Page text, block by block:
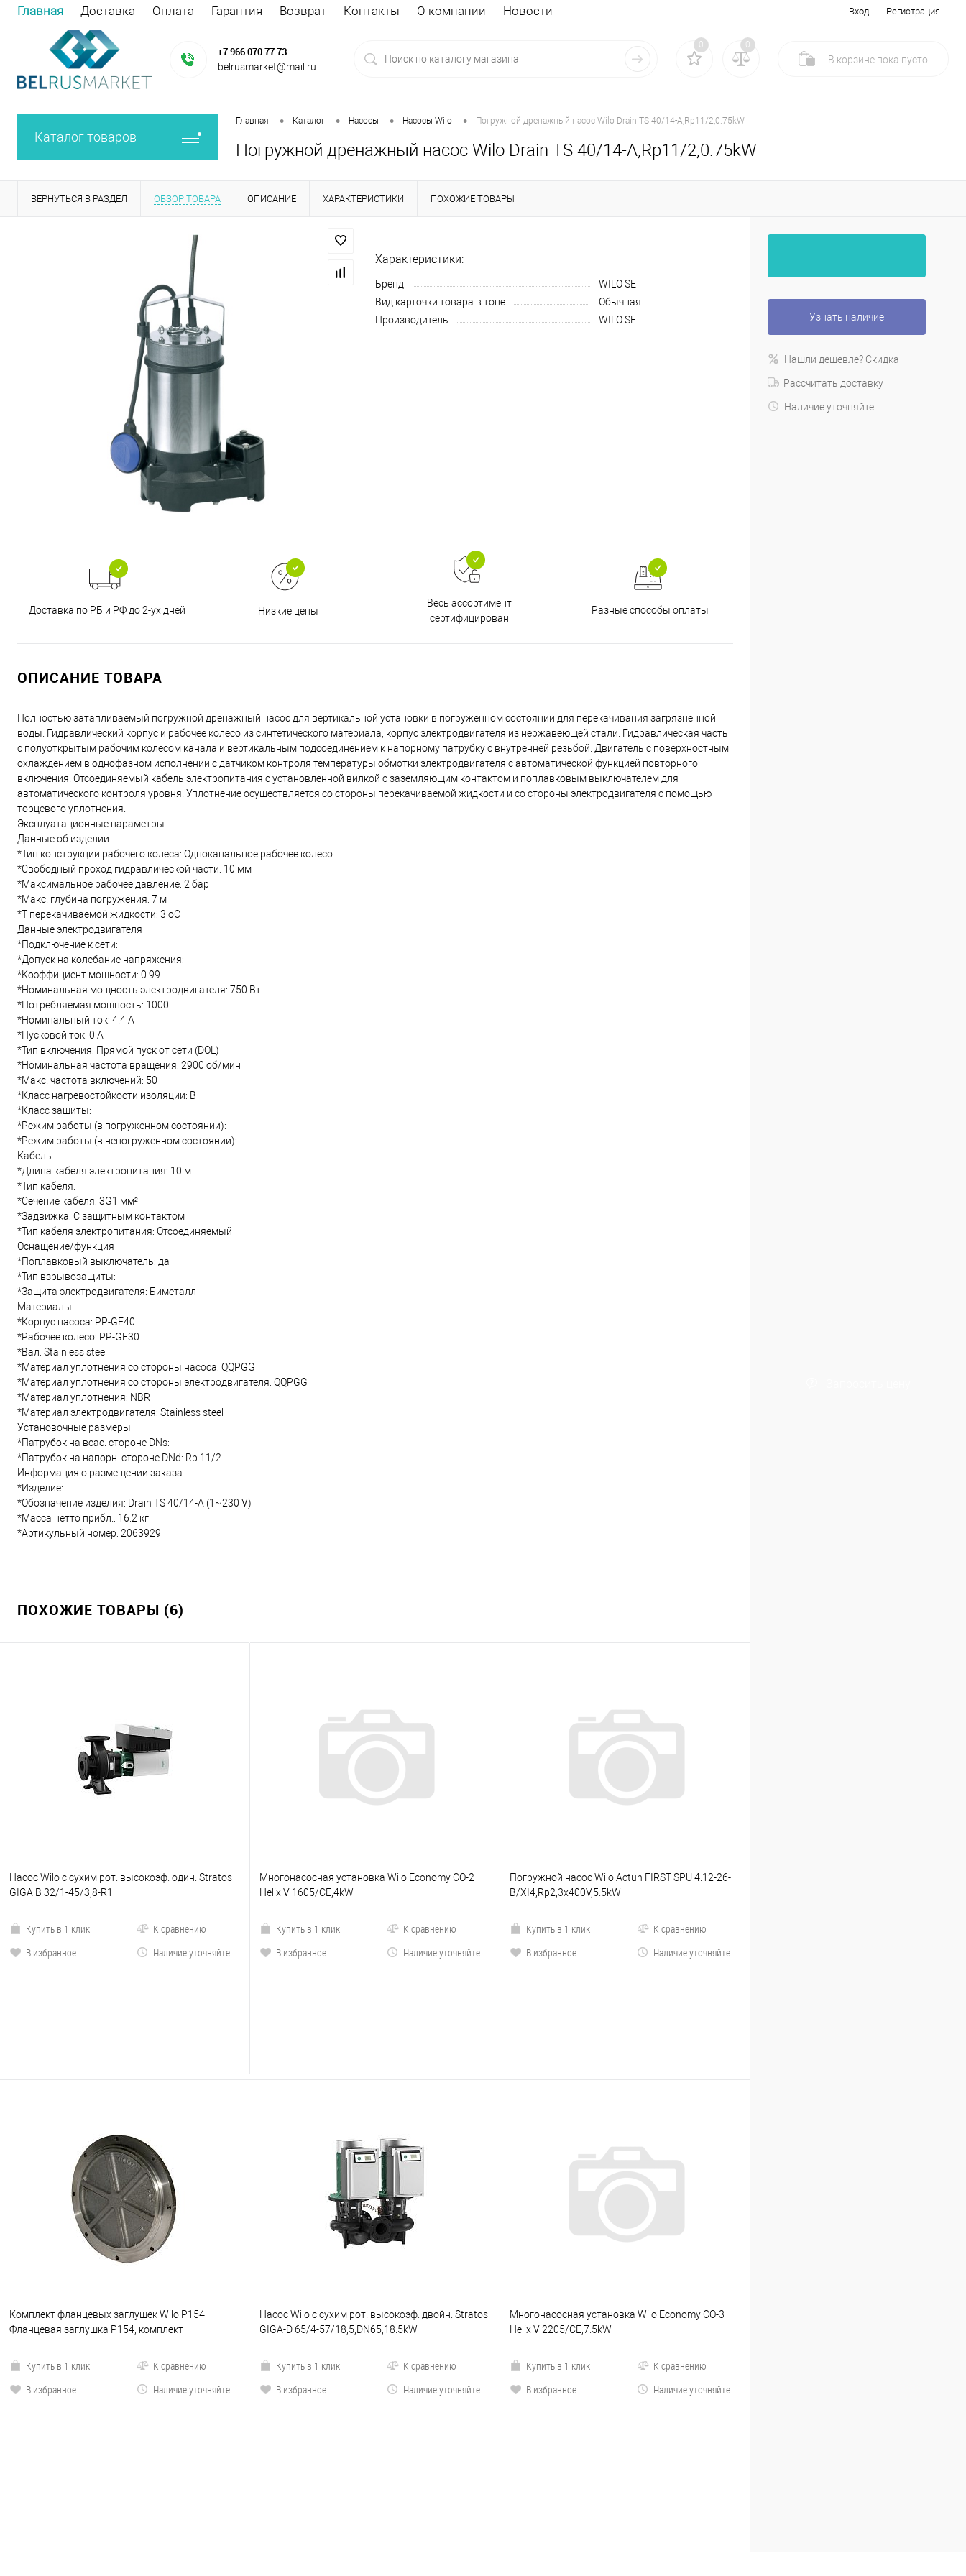
Главная Доставка Оплата Гарантия Возврат Контакты О компании Новости Вход Регистрация
+7 966 070 77 73
belrusmarket@mail.ru
0 0
В корзине пока пусто
Каталог товаров
Главная • Каталог • Насосы • Насосы Wilo • Погружной дренажный насос Wilo Drain TS 40/14-A,Rp11/2,0.75kW
Погружной дренажный насос Wilo Drain TS 40/14-A,Rp11/2,0.75kW
ВЕРНУТЬСЯ В РАЗДЕЛ ОБЗОР ТОВАРА ОПИСАНИЕ ХАРАКТЕРИСТИКИ ПОХОЖИЕ ТОВАРЫ
Характеристики:
Бренд
WILO SE
Вид карточки товара в топе
Обычная
Производитель
WILO SE
Доставка по РБ и РФ до 2-ух дней Низкие цены
Весь ассортимент
сертифицирован
Разные способы оплаты
ОПИСАНИЕ ТОВАРА
Полностью затапливаемый погружной дренажный насос для вертикальной установки в погруженном состоянии для перекачивания загрязненной
воды. Гидравлический корпус и рабочее колесо из синтетического материала, корпус электродвигателя из нержавеющей стали. Гидравлическая часть
с полуоткрытым рабочим колесом канала и вертикальным подсоединением к напорному патрубку с внутренней резьбой. Двигатель с поверхностным
охлаждением в однофазном исполнении с датчиком контроля температуры обмотки электродвигателя с автоматической функцией повторного
включения. Отсоединяемый кабель электропитания с установленной вилкой с заземляющим контактом и поплавковым выключателем для
автоматического контроля уровня. Уплотнение осуществляется со стороны перекачиваемой жидкости и со стороны электродвигателя с помощью
торцевого уплотнения.
Эксплуатационные параметры
Данные об изделии
*Тип конструкции рабочего колеса: Одноканальное рабочее колесо
*Свободный проход гидравлической части: 10 мм
*Максимальное рабочее давление: 2 бар
*Макс. глубина погружения: 7 м
*T перекачиваемой жидкости: 3 oC
Данные электродвигателя
*Подключение к сети:
*Допуск на колебание напряжения:
*Коэффициент мощности: 0.99
*Номинальная мощность электродвигателя: 750 Вт
*Потребляемая мощность: 1000
*Номинальный ток: 4.4 А
*Пусковой ток: 0 А
*Тип включения: Прямой пуск от сети (DOL)
*Номинальная частота вращения: 2900 об/мин
*Макс. частота включений: 50
*Класс нагревостойкости изоляции: B
*Класс защиты:
*Режим работы (в погруженном состоянии):
*Режим работы (в непогруженном состоянии):
Кабель
*Длина кабеля электропитания: 10 м
*Тип кабеля:
*Сечение кабеля: 3G1 мм²
*Задвижка: С защитным контактом
*Тип кабеля электропитания: Отсоединяемый
Оснащение/функция
*Поплавковый выключатель: да
*Тип взрывозащиты:
*Защита электродвигателя: Биметалл
Материалы
*Корпус насоса: PP-GF40
*Рабочее колесо: PP-GF30
*Вал: Stainless steel
*Материал уплотнения со стороны насоса: QQPGG
*Материал уплотнения со стороны электродвигателя: QQPGG
*Материал уплотнения: NBR
*Материал электродвигателя: Stainless steel
Установочные размеры
*Патрубок на всас. стороне DNs: -
*Патрубок на напорн. стороне DNd: Rp 11/2
Информация о размещении заказа
*Изделие:
*Обозначение изделия: Drain TS 40/14-A (1~230 V)
*Масса нетто прибл.: 16.2 кг
*Артикульный номер: 2063929
ПОХОЖИЕ ТОВАРЫ (6)
Насос Wilo с сухим рот. высокоэф. один. Stratos
GIGA B 32/1-45/3,8-R1
Купить в 1 клик
К сравнению
В избранное
Наличие уточняйте
Многонасосная установка Wilo Economy CO-2
Helix V 1605/CE,4kW
Купить в 1 клик
К сравнению
В избранное
Наличие уточняйте
Погружной насос Wilo Actun FIRST SPU 4.12-26-
B/XI4,Rp2,3x400V,5.5kW
Купить в 1 клик
К сравнению
В избранное
Наличие уточняйте
Комплект фланцевых заглушек Wilo P154
Фланцевая заглушка P154, комплект
Купить в 1 клик
К сравнению
В избранное
Наличие уточняйте
Насос Wilo с сухим рот. высокоэф. двойн. Stratos
GIGA-D 65/4-57/18,5,DN65,18.5kW
Купить в 1 клик
К сравнению
В избранное
Наличие уточняйте
Многонасосная установка Wilo Economy CO-3
Helix V 2205/CE,7.5kW
Купить в 1 клик
К сравнению
В избранное
Наличие уточняйте
Узнать наличие
Нашли дешевле? Скидка
Рассчитать доставку
Наличие уточняйте